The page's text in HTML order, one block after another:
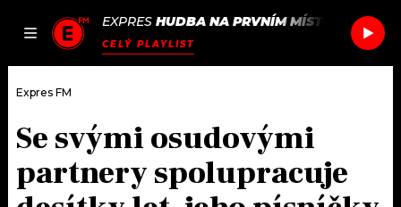
JAK
SEZNAM.CZ
EXPRES HUDBA NA PRVNÍM MÍSTĚ DRAKE
CELÝ PLAYLIST
DOMŮ
ČLÁNKY
Expres FM
Se svými osudovými
partnery spolupracuje